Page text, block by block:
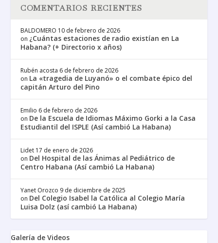
COMENTARIOS RECIENTES
BALDOMERO 10 de febrero de 2026
on ¿Cuántas estaciones de radio existían en La
Habana? (+ Directorio x años)
Rubén acosta 6 de febrero de 2026
on La «tragedia de Luyanó» o el combate épico del
capitán Arturo del Pino
Emilio 6 de febrero de 2026
on De la Escuela de Idiomas Máximo Gorki a la Casa
Estudiantil del ISPLE (Así cambió La Habana)
Lidet 17 de enero de 2026
on Del Hospital de las Ánimas al Pediátrico de
Centro Habana (Así cambió La Habana)
Yanet Orozco 9 de diciembre de 2025
on Del Colegio Isabel la Católica al Colegio María
Luisa Dolz (así cambió La Habana)
Galería de Videos